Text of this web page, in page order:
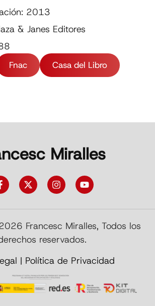
2013
& Janes Editores
Fnac Casa del Libro
Miralles
Francesc Miralles, Todos los
reservados.
| Política de Privacidad